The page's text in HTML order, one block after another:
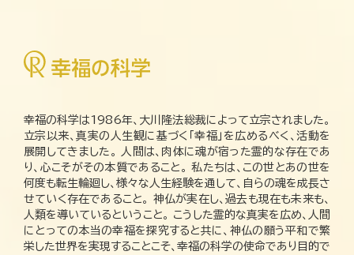
幸福の科学は1986年、大川隆法総裁によって立宗されました。
立宗以来、真実の人生観に基づく「幸福」を広めるべく、活動を
展開してきました。 人間は、肉体に魂が宿った霊的な存在であ
り、心こそがその本質であること。 私たちは、この世とあの世を
何度も転生輪廻し、様々な人生経験を通して、自らの魂を成長さ
せていく存在であること。 神仏が実在し、過去も現在も未来も、
人類を導いているということ。 こうした霊的な真実を広め、人間
にとっての本当の幸福を探究すると共に、神仏の願う平和で繁
栄した世界を実現することこそ、幸福の科学の使命であり目的で